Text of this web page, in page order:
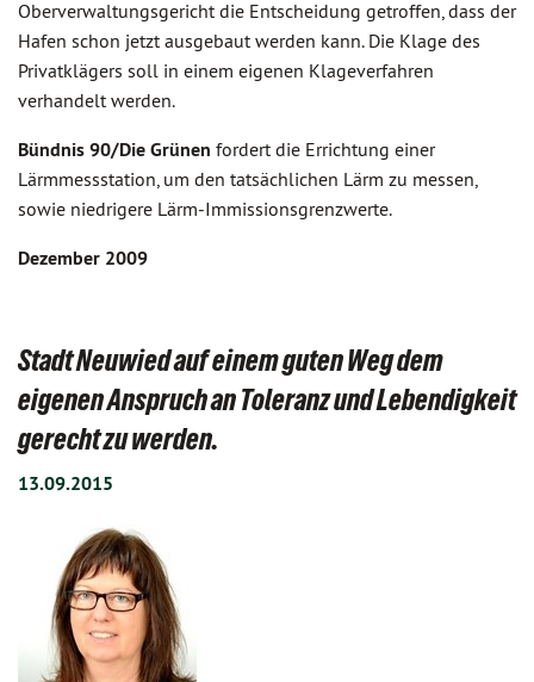
Oberverwaltungsgericht die Entscheidung getroffen, dass der
Hafen schon jetzt ausgebaut werden kann. Die Klage des
Privatklägers soll in einem eigenen Klageverfahren
verhandelt werden.
Bündnis 90/Die Grünen fordert die Errichtung einer
Lärmmessstation, um den tatsächlichen Lärm zu messen,
sowie niedrigere Lärm-Immissionsgrenzwerte.
Dezember 2009
Stadt Neuwied auf einem guten Weg dem
eigenen Anspruch an Toleranz und Lebendigkeit
gerecht zu werden.
13.09.2015